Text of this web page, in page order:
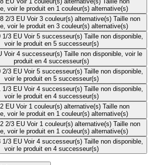
voir le produit en 1 couleur(s) alternative(s)
2/3 EU Voir 3 couleur(s) alternative(s) Taille non
voir le produit en 3 couleur(s) alternative(s)
1/3 EU Voir 5 successeur(s) Taille non disponible,
voir le produit en 5 successeur(s)
Voir 4 successeur(s) Taille non disponible, voir le
produit en 4 successeur(s)
2/3 EU Voir 5 successeur(s) Taille non disponible,
voir le produit en 5 successeur(s)
1/3 EU Voir 4 successeur(s) Taille non disponible,
voir le produit en 4 successeur(s)
EU Voir 1 couleur(s) alternative(s) Taille non
voir le produit en 1 couleur(s) alternative(s)
2/3 EU Voir 1 couleur(s) alternative(s) Taille non
voir le produit en 1 couleur(s) alternative(s)
1/3 EU Voir 4 successeur(s) Taille non disponible,
voir le produit en 4 successeur(s)